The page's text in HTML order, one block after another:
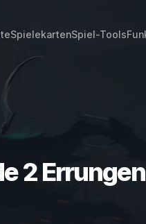
SpielekartenSpiel-Tools
2